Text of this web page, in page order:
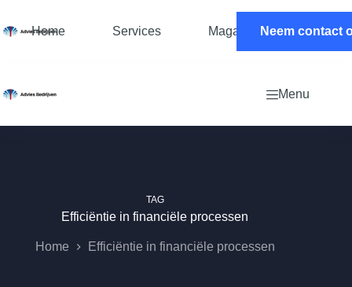
de
Home Services MagazineNeem contact
Menu
TAG
Efficiëntie in financiële processen
Home Efficiëntie in financiële processen